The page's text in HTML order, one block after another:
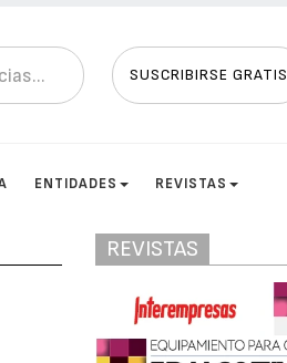
SUSCRIBIRSE GRATIS
ENTIDADES REVISTAS
REVISTAS